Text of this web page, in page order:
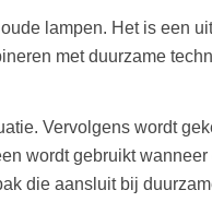
lampen. Het is een
met duurzame
Vervolgens wordt
wordt gebruikt
die aansluit bij